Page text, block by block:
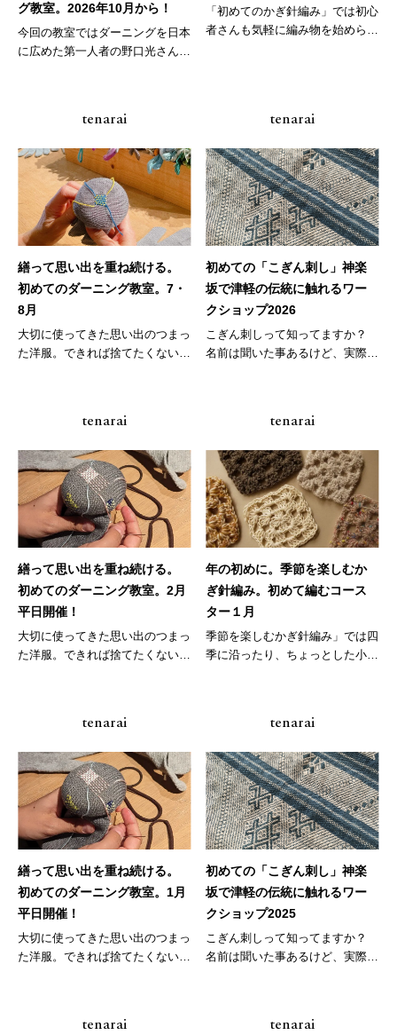
グ教室。2026年10月から！
今回の教室ではダーニングを日本
に広めた第一人者の野口光さんが
「初めてのかぎ針編み」では初心
者さんも気軽に編み物を始められ
tenarai
繕って思い出を重ね続ける。
初めてのダーニング教室。7・
8月
大切に使ってきた思い出のつまっ
た洋服。できれば捨てたくないで
tenarai
初めての「こぎん刺し」神楽
坂で津軽の伝統に触れるワー
クショップ2026
こぎん刺しって知ってますか？
名前は聞いた事あるけど、実際
tenarai
繕って思い出を重ね続ける。
初めてのダーニング教室。2月
平日開催！
大切に使ってきた思い出のつまっ
た洋服。できれば捨てたくないで
tenarai
年の初めに。季節を楽しむか
ぎ針編み。初めて編むコース
ター１月
季節を楽しむかぎ針編み」では四
季に沿ったり、ちょっとした小物
tenarai
繕って思い出を重ね続ける。
初めてのダーニング教室。1月
平日開催！
大切に使ってきた思い出のつまっ
た洋服。できれば捨てたくないで
tenarai
初めての「こぎん刺し」神楽
坂で津軽の伝統に触れるワー
クショップ2025
こぎん刺しって知ってますか？
名前は聞いた事あるけど、実際
tenarai tenarai